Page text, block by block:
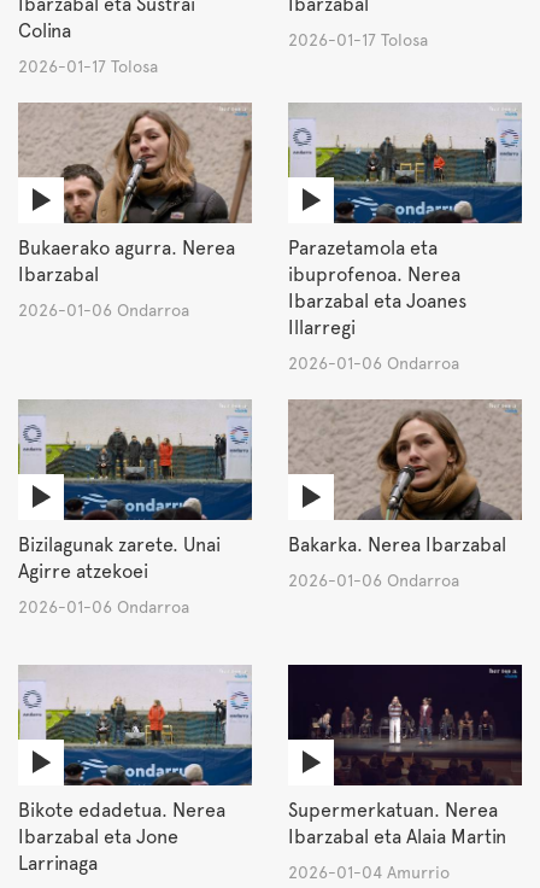
Colina
2026-01-17 Tolosa
2026-01-17 Tolosa
Bukaerako agurra. Nerea
Ibarzabal
2026-01-06 Ondarroa
Parazetamola eta
ibuprofenoa. Nerea
Ibarzabal eta Joanes
Illarregi
2026-01-06 Ondarroa
Bizilagunak zarete. Unai
Agirre atzekoei
2026-01-06 Ondarroa
Bakarka. Nerea Ibarzabal
2026-01-06 Ondarroa
Bikote edadetua. Nerea
Ibarzabal eta Jone
Larrinaga
Supermerkatuan. Nerea
Ibarzabal eta Alaia Martin
2026-01-04 Amurrio